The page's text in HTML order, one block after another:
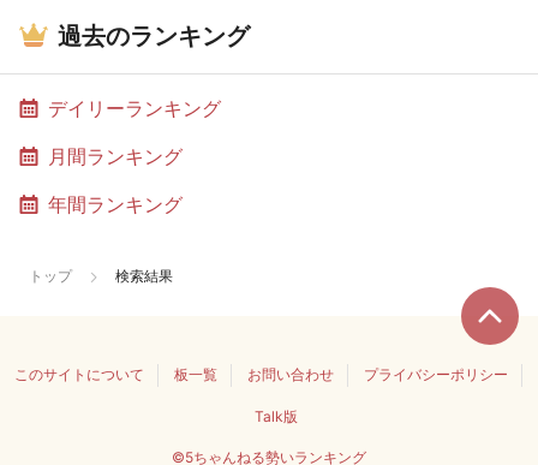
過去のランキング
デイリーランキング
月間ランキング
年間ランキング
トップ 検索結果
このサイトについて 板一覧 お問い合わせ プライバシーポリシー
Talk版
©5ちゃんねる勢いランキング